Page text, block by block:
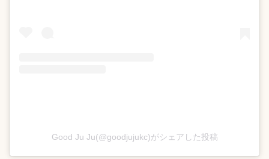
Good Ju Ju(@goodjujukc)がシェアした投稿